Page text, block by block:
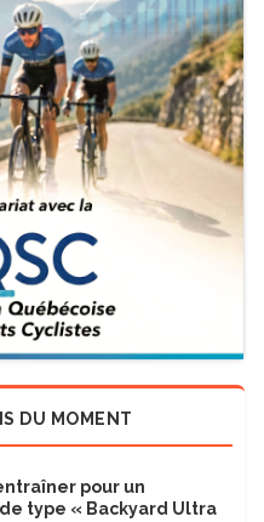
DU MOMENT
pour un
type « Backyard Ultra